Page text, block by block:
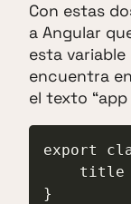
Con estas
a Angular
esta variable
encuentra
el texto “app
export
}